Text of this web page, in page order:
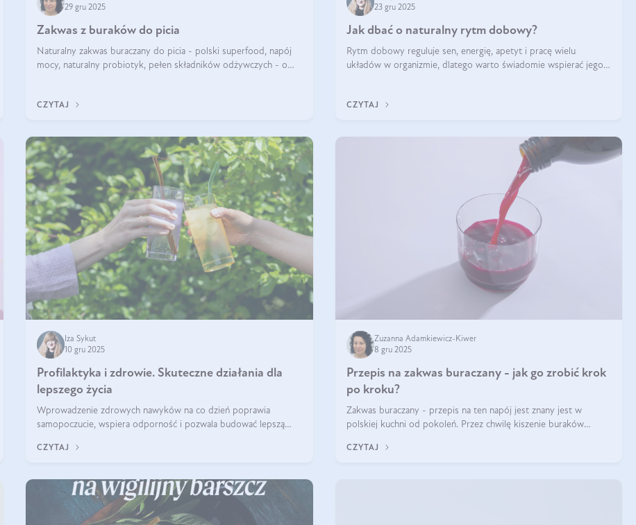
29 gru 2025
Zakwas z buraków do picia
Naturalny zakwas buraczany do picia - polski superfood, napój
mocy, naturalny probiotyk, pełen składników odżywczych - o
CZYTAJ
23 gru 2025
Jak dbać o naturalny rytm dobowy?
Rytm dobowy reguluje sen, energię, apetyt i pracę wielu
układów w organizmie, dlatego warto świadomie wspierać jego
CZYTAJ
Iza Sykut
10 gru 2025
Profilaktyka i zdrowie. Skuteczne działania dla
lepszego życia
Wprowadzenie zdrowych nawyków na co dzień poprawia
samopoczucie, wspiera odporność i pozwala budować lepszą
CZYTAJ
Zuzanna Adamkiewicz-Kiwer
8 gru 2025
Przepis na zakwas buraczany - jak go zrobić krok
po kroku?
Zakwas buraczany - przepis na ten napój jest znany jest w
polskiej kuchni od pokoleń. Przez chwilę kiszenie buraków
na fali popularności na
CZYTAJ